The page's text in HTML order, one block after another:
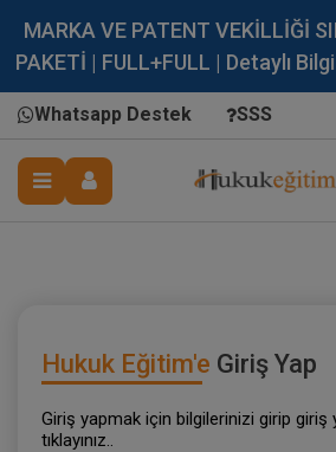
MARKA VE PATENT VEKİLLİĞİ
PAKETİ | FULL+FULL | Detaylı
Whatsapp Destek SSS
Hukuk Eğitim'e Giriş Yap
Giriş yapmak için bilgilerinizi girip giriş
tıklayınız..